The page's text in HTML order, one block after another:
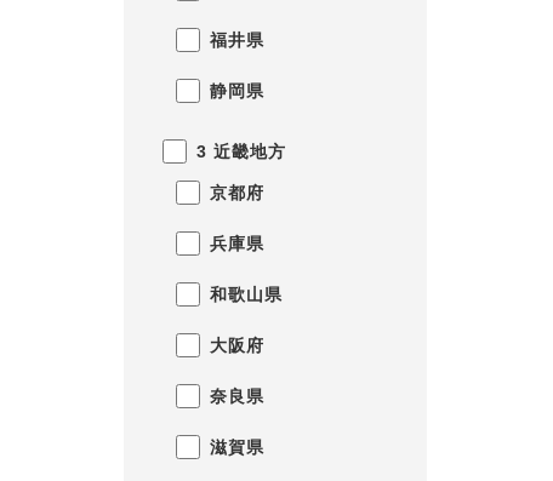
福井県
静岡県
3 近畿地方
京都府
兵庫県
和歌山県
大阪府
奈良県
滋賀県